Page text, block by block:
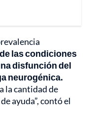
las condiciones
disfunción del
neurogénica.
la cantidad de
ayuda”, contó el